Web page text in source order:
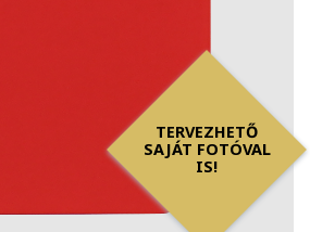
TERVEZHETŐ
SAJÁT FOTÓVAL
IS!